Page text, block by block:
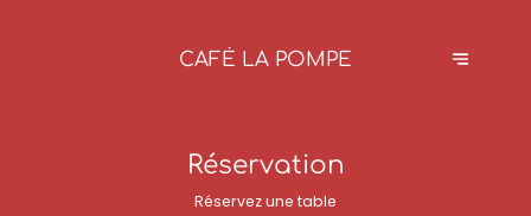
CAFÉ LA POMPE
Réservation
Réservez une table